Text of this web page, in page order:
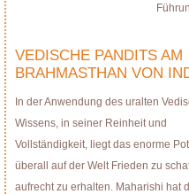
VEDISCHE PANDITS AM
BRAHMASTHAN VON
In der Anwendung des uralten
Wissens, in seiner Reinheit und
Vollständigkeit, liegt das enorme
überall auf der Welt Frieden zu
aufrecht zu erhalten. Maharishi hat